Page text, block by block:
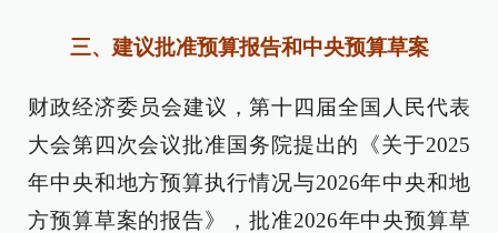
三、建议批准预算报告和中央预算草案
财政经济委员会建议，第十四届全国人民代表
大会第四次会议批准国务院提出的《关于2025
年中央和地方预算执行情况与2026年中央和地
方预算草案的报告》，批准2026年中央预算草